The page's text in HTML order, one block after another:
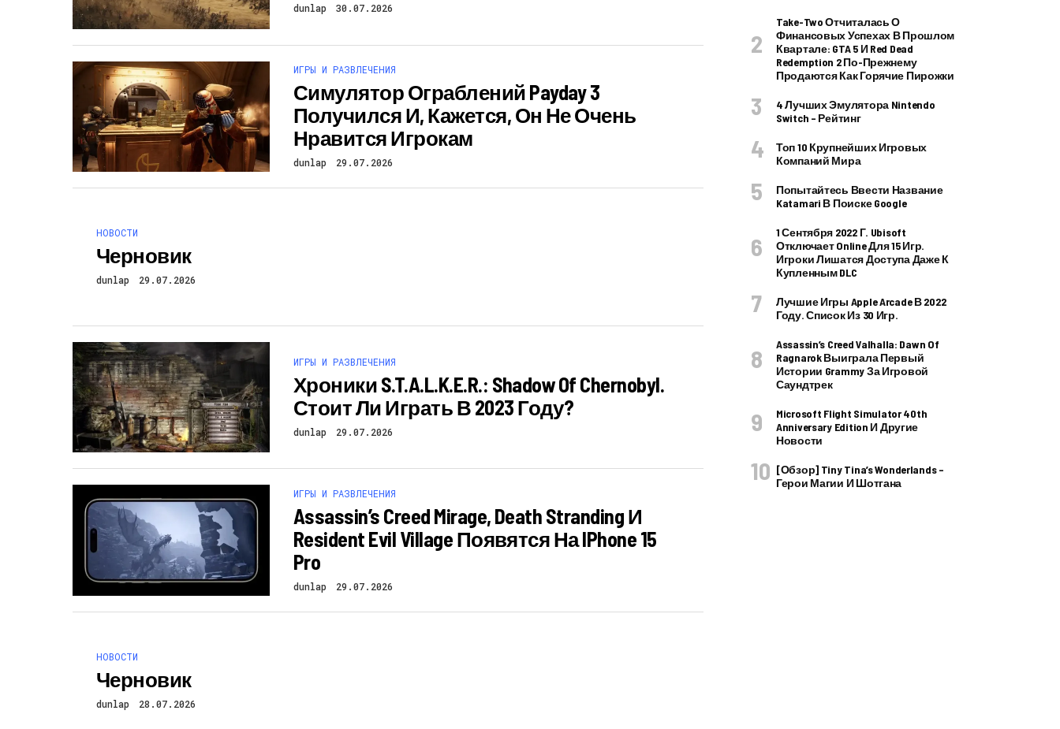
dunlap 30.07.2026
ИГРЫ И РАЗВЛЕЧЕНИЯ
Симулятор Ограблений Payday 3
Получился И, Кажется, Он Не Очень
Нравится Игрокам
dunlap 29.07.2026
НОВОСТИ
Черновик
dunlap 29.07.2026
ИГРЫ И РАЗВЛЕЧЕНИЯ
Хроники S.T.A.L.K.E.R.: Shadow Of Chernobyl.
Стоит Ли Играть В 2023 Году?
dunlap 29.07.2026
ИГРЫ И РАЗВЛЕЧЕНИЯ
Assassin’s Creed Mirage, Death Stranding И
Resident Evil Village Появятся На IPhone 15
Pro
dunlap 29.07.2026
НОВОСТИ
Черновик
dunlap 28.07.2026
Take-Two Отчиталась О
Финансовых Успехах В Прошлом
Квартале: GTA 5 И Red Dead
Redemption 2 По-Прежнему
Продаются Как Горячие Пирожки
4 Лучших Эмулятора Nintendo
Switch – Рейтинг
Топ 10 Крупнейших Игровых
Компаний Мира
Попытайтесь Ввести Название
Katamari В Поиске Google
1 Сентября 2022 Г. Ubisoft
Отключает Online Для 15 Игр.
Игроки Лишатся Доступа Даже К
Купленным DLC
Лучшие Игры Apple Arcade В 2022
Году. Список Из 30 Игр.
Assassin’s Creed Valhalla: Dawn Of
Ragnarok Выиграла Первый
Истории Grammy За Игровой
Саундтрек
Microsoft Flight Simulator 40th
Anniversary Edition И Другие
Новости
[Обзор] Tiny Tina’s Wonderlands –
Герои Магии И Шотгана